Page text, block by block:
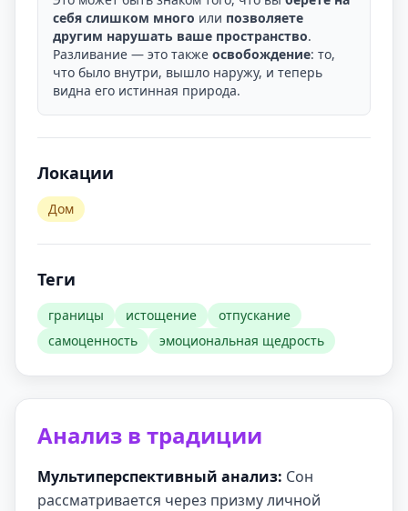
себя слишком много или позволяете
другим нарушать ваше пространство.
Разливание — это также освобождение: то,
что было внутри, вышло наружу, и теперь
видна его истинная природа.
Локации
Дом
Теги
границы истощение
отпускание
самоценность
эмоциональная щедрость
Анализ в традиции
Мультиперспективный анализ: Сон
рассматривается через призму личной